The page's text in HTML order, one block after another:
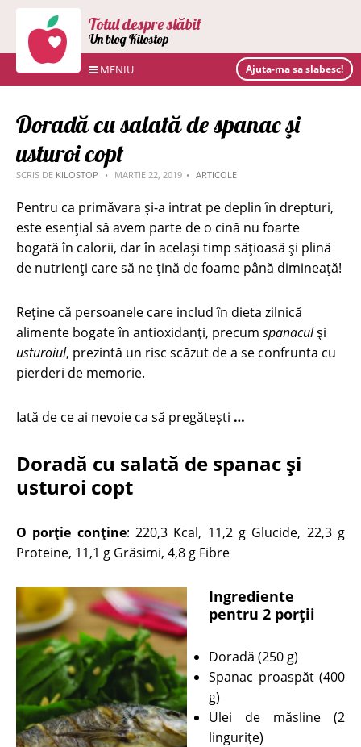
Totul despre slăbit
Un blog Kilostop
MENIU Ajuta-ma sa slabesc!
Doradă cu salată de spanac şi
usturoi copt
SCRIS DE KILOSTOP MARTIE 22, 2019 ARTICOLE
Pentru ca primăvara și-a intrat pe deplin în drepturi,
este esențial să avem parte de o cină nu foarte
bogată în calorii, dar în același timp sățioasă și plină
de nutrienți care să ne țină de foame până dimineață!
Reține că persoanele care includ în dieta zilnică
alimente bogate în antioxidanți, precum spanaculși
usturoiul, prezintă un risc scăzut de a se confrunta cu
pierderi de memorie.
Iată de ce ai nevoie ca să pregătești …
Doradă cu salată de spanac şi
usturoi copt
O porție conține: 220,3 Kcal, 11,2 g Glucide, 22,3 g
Proteine, 11,1 g Grăsimi, 4,8 g Fibre
Ingrediente
pentru 2 porții
Doradă (250 g)
Spanac proaspăt (400
g)
Ulei de măsline (2
linguriţe)